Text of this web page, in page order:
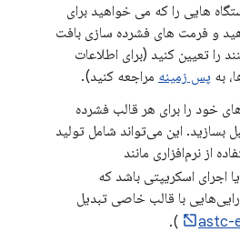
هایی را که می خواهید برای
و فرمت های فشرده سازی بافت
را تعیین کنید (برای اطلاعات
به پس زمینه مراجعه کنید).
خود را برای هر قالب فشرده
بسازید. این می‌تواند شامل تولید
یا اجرای اسکریپتی باشد که
با قالب خاصی تبدیل
astc-
).